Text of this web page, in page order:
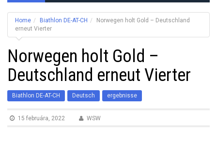
g
l
e
n
a
v
i
g
a
t
i
Home Biathlon DE-AT-CH
Norwegen holt Gold – Deutschland
erneut Vierter
Norwegen holt Gold –
Deutschland erneut Vierter
Biathlon DE-AT-CH Deutsch ergebnisse
15 februára, 2022 WSW